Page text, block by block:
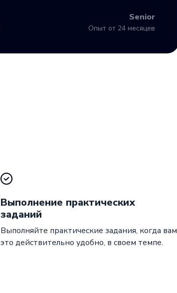
Senior
Опыт от 24 месяцев
Выполнение практических
заданий
Выполняйте практические задания, когда вам
это действительно удобно, в своем темпе.